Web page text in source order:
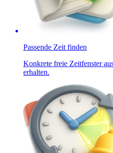
Passende Zeit finden
Konkrete freie Zeitfenster
erhalten.